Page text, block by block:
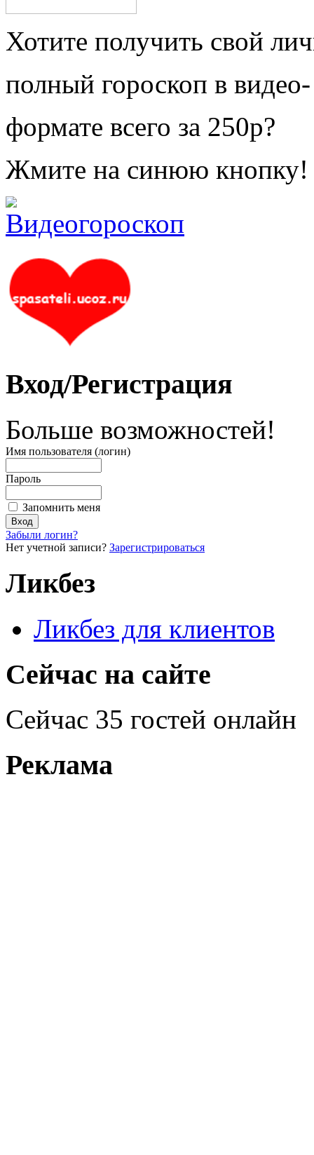
Хотите получить свой
полный гороскоп в видео-
формате всего за 250р?
Жмите на синюю кнопку!
Вход/Регистрация
Больше возможностей!
Имя пользователя (логин)
Пароль
Запомнить меня
Забыли логин?
Нет учетной записи? Зарегистрироваться
Ликбез
Ликбез для клиентов
Сейчас на сайте
Сейчас 35 гостей онлайн
Реклама